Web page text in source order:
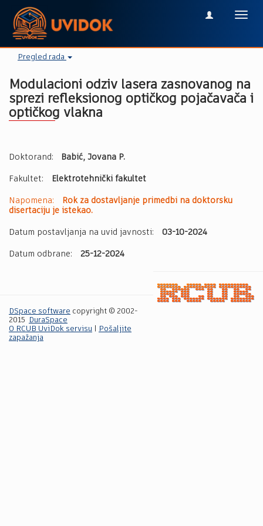
Pregled rada
Modulacioni odziv lasera zasnovanog na
sprezi refleksionog optičkog pojačavača i
optičkog vlakna
Doktorand: Babić, Jovana P.
Fakultet: Elektrotehnički fakultet
Napomena:
Rok za dostavljanje primedbi na doktorsku
disertaciju je istekao.
Datum postavljanja na uvid javnosti: 03-10-2024
Datum odbrane: 25-12-2024
DSpace software copyright © 2002-
2015
DuraSpace
O RCUB UviDok servisu
Pošaljite
zapažanja